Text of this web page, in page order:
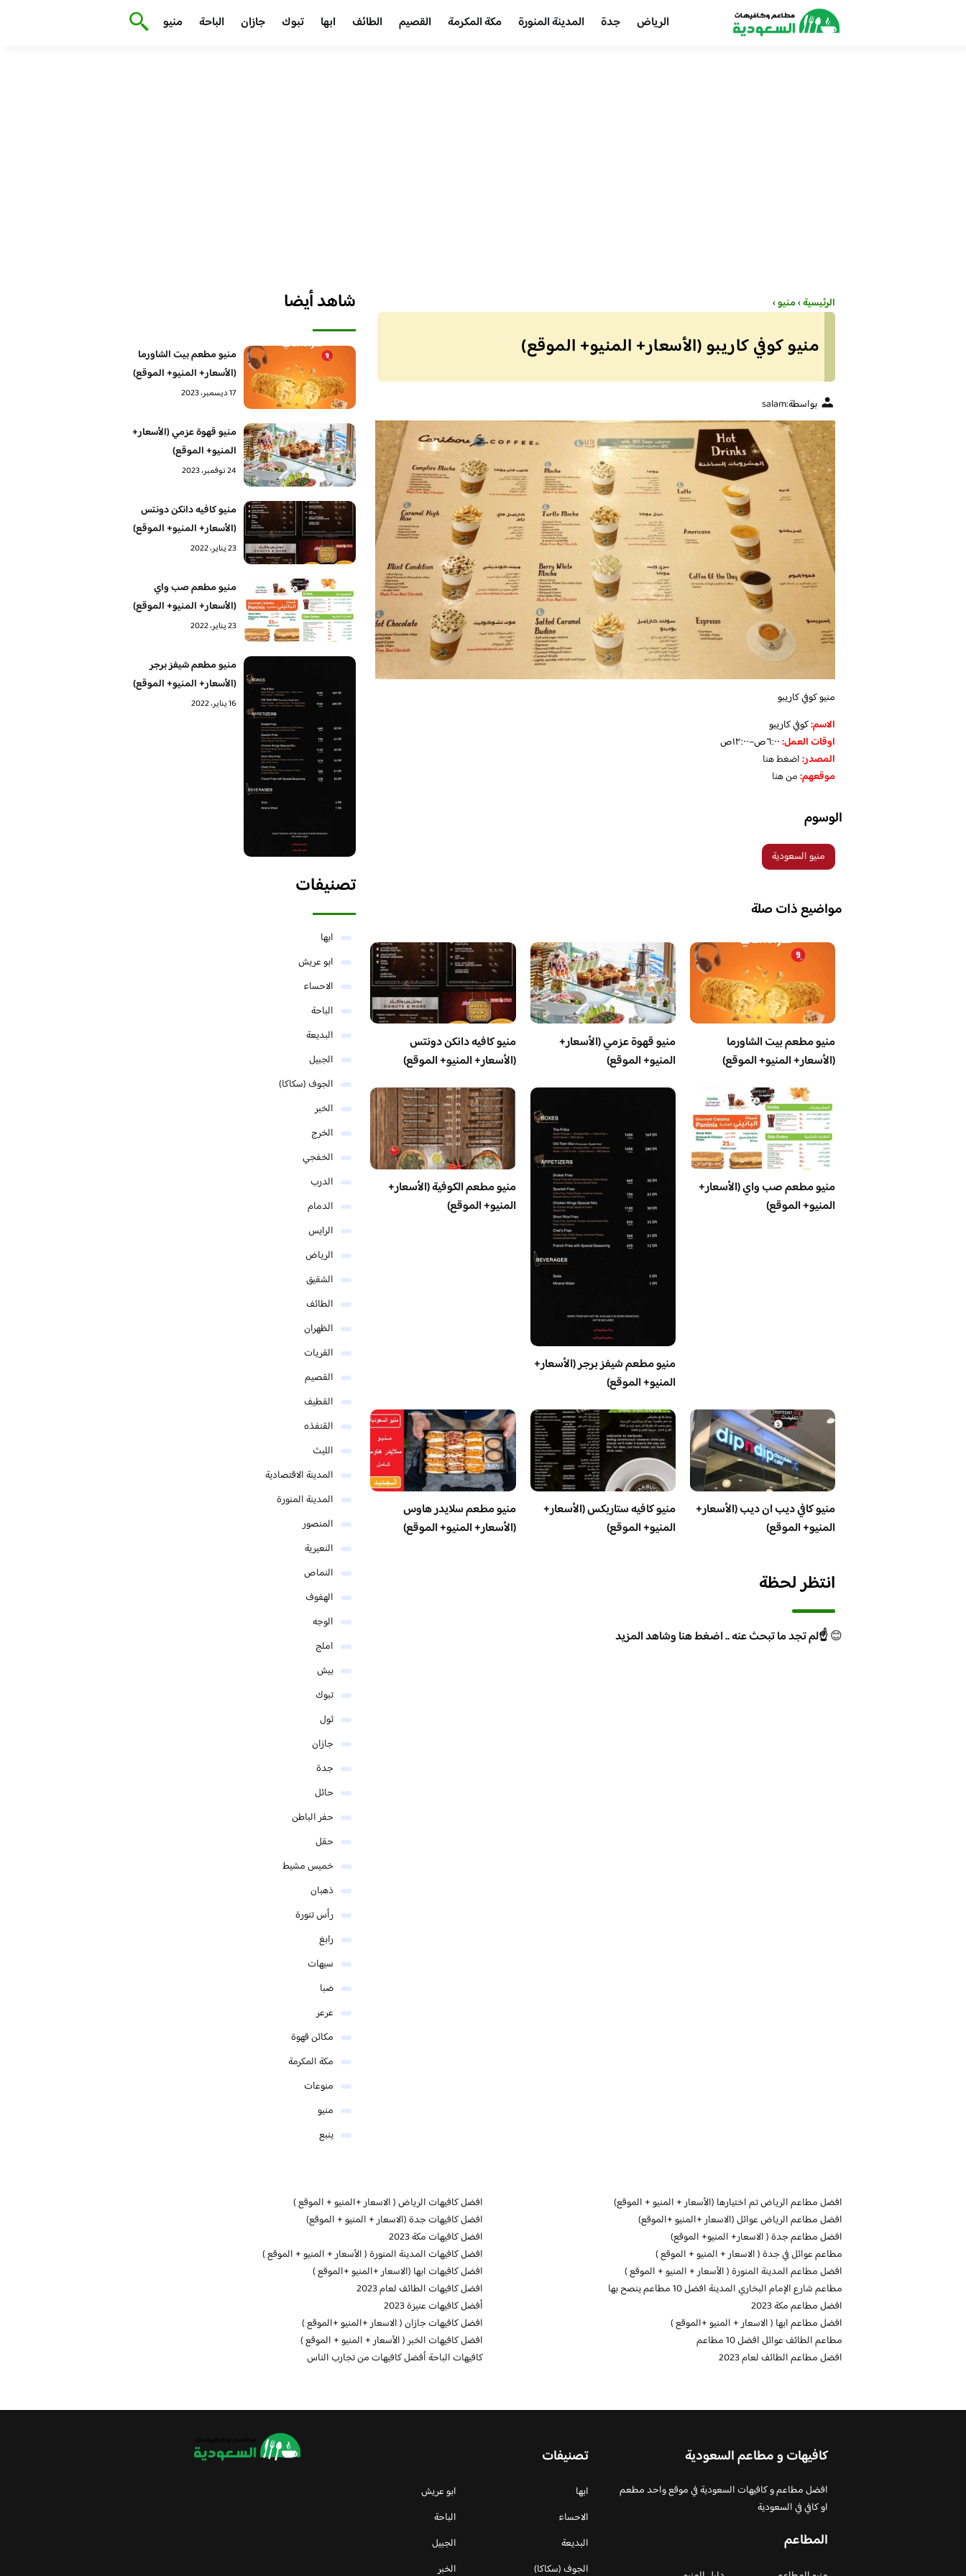
الرياض جدة المدينة المنورة مكة المكرمة القصيم الطائف ابها تبوك جازان الباحة منيو
الرئيسية›منيو›
منيو كوفي كاريبو (الأسعار+ المنيو+ الموقع)
بواسطة:salam
منيو كوفي كاريبو
الاسم:كوفي كاريبو
اوقات العمل:
المصدر:اضغط هنا
موقعهم:من هنا
الوسوم
منيو السعودية
مواضيع ذات صلة
منيو مطعم بيت الشاورما
(الأسعار+ المنيو+ الموقع)
منيو قهوة عزمي (الأسعار+
المنيو+ الموقع)
منيو كافيه دانكن دونتس
(الأسعار+ المنيو+ الموقع)
منيو مطعم صب واي (الأسعار+
المنيو+ الموقع)
منيو مطعم شيفز برجر (الأسعار+
المنيو+ الموقع)
منيو مطعم الكوفية (الأسعار+
المنيو+ الموقع)
منيو كافي ديب ان ديب (الأسعار+
المنيو+ الموقع)
منيو كافيه ستاربكس (الأسعار+
المنيو+ الموقع)
منيو مطعم سلايدر هاوس
(الأسعار+ المنيو+ الموقع)
انتظر لحظة
😊☝️لم تجد ما تبحث عنه .. اضغط هنا وشاهد المزيد
شاهد أيضا
منيو مطعم بيت الشاورما
(الأسعار+ المنيو+ الموقع)
17 ديسمبر، 2023
منيو قهوة عزمي (الأسعار+
المنيو+ الموقع)
24 نوفمبر، 2023
منيو كافيه دانكن دونتس
(الأسعار+ المنيو+ الموقع)
23 يناير، 2022
منيو مطعم صب واي
(الأسعار+ المنيو+ الموقع)
23 يناير، 2022
منيو مطعم شيفز برجر
(الأسعار+ المنيو+ الموقع)
16 يناير، 2022
تصنيفات
ابها
ابو عريش
الاحساء
الباحة
البديعة
الجبيل
الجوف (سكاكا)
الخبر
الخرج
الخفجي
الدرب
الدمام
الرايس
الرياض
الشقيق
الطائف
الظهران
القريات
القصيم
القطيف
القنفذه
الليث
المدينة الاقتصادية
المدينة المنورة
المنصور
النعيرية
النماص
الهفوف
الوجه
املج
بيش
تبوك
ثول
جازان
جدة
حائل
حفر الباطن
حقل
خميس مشيط
ذهبان
رأس تنورة
رابغ
سيهات
ضبا
عرعر
مكائن قهوة
مكة المكرمة
منوعات
منيو
ينبع
افضل مطاعم الرياض تم اختيارها (الأسعار + المنيو + الموقع)
افضل مطاعم الرياض عوائل (الاسعار +المنيو +الموقع)
افضل مطاعم جدة ( الاسعار+ المنيو+ الموقع)
مطاعم عوائل في جدة ( الاسعار + المنيو + الموقع )
افضل مطاعم المدينة المنورة ( الأسعار + المنيو + الموقع )
مطاعم شارع الإمام البخاري المدينة افضل 10 مطاعم ينصح بها
افضل مطاعم مكة 2023
افضل مطاعم ابها ( الاسعار + المنيو +الموقع )
مطاعم الطائف عوائل افضل 10 مطاعم
افضل مطاعم الطائف لعام 2023
افضل كافيهات الرياض ( الاسعار +المنيو + الموقع )
افضل كافيهات جدة (الاسعار + المنيو + الموقع)
افضل كافيهات مكة 2023
افضل كافيهات المدينة المنورة ( الأسعار + المنيو + الموقع )
افضل كافيهات ابها (الاسعار +المنيو +الموقع )
افضل كافيهات الطائف لعام 2023
أفضل كافيهات عنيزة 2023
افضل كافيهات جازان ( الاسعار +المنيو +الموقع )
افضل كافيهات الخبر ( الأسعار + المنيو + الموقع )
كافيهات الباحة أفضل كافيهات من تجارب الناس
كافيهات و مطاعم السعودية
افضل مطاعم و كافيهات السعودية في موقع واحد مطعم
او كافي في السعودية
المطاعم
تصنيفات
ابها
ابو عريش
الاحساء
الباحة
البديعة
الجبيل
الجوف (سكاكا)
الخبر